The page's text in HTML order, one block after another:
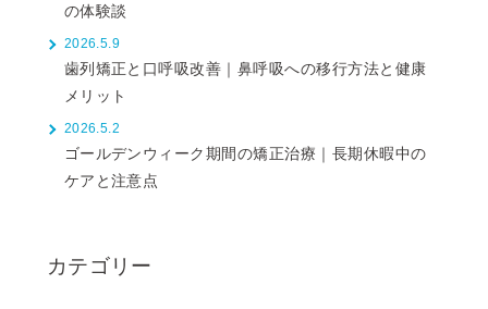
の体験談
2026.5.9
歯列矯正と口呼吸改善｜鼻呼吸への移行方法と健康
メリット
2026.5.2
ゴールデンウィーク期間の矯正治療｜長期休暇中の
ケアと注意点
カテゴリー